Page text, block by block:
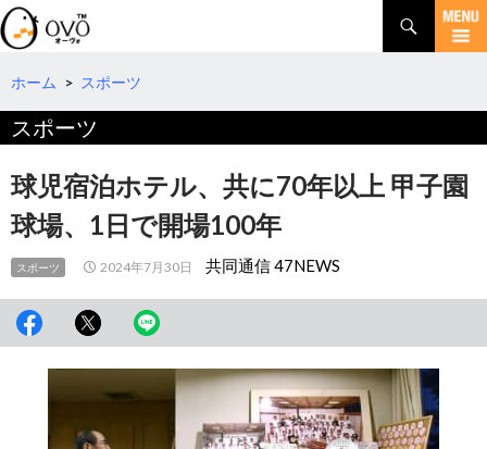
検
索
コ
テ
へ
移
動
ホーム > スポーツ
スポーツ
球児宿泊ホテル、共に70年以上 甲子園
球場、1日で開場100年
スポーツ 2024年7月30日 共同通信 47NEWS